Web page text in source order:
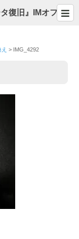
復旧』IMオフ
> IMG_4292